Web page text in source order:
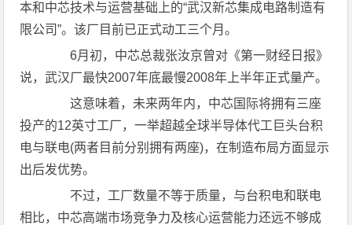
本和中芯技术与运营基础上的“武汉新芯集成电路制造有
限公司”。该厂目前已正式动工三个月。
6月初，中芯总裁张汝京曾对《第一财经日报》
说，武汉厂最快2007年底最慢2008年上半年正式量产。
这意味着，未来两年内，中芯国际将拥有三座
投产的12英寸工厂，一举超越全球半导体代工巨头台积
电与联电(两者目前分别拥有两座)，在制造布局方面显示
出后发优势。
不过，工厂数量不等于质量，与台积电和联电
相比，中芯高端市场竞争力及核心运营能力还远不够成